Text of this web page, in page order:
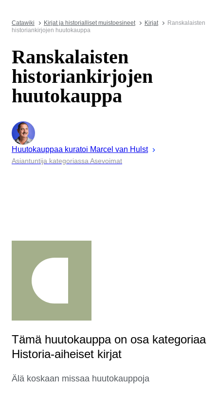
Catawiki Kirjat ja historialliset muistoesineet Kirjat
Ranskalaisten
historiankirjojen huutokauppa
Ranskalaisten
historiankirjojen
huutokauppa
Huutokauppaa kuratoi Marcel van Hulst
Asiantuntija kategoriassa Asevoimat
Tämä huutokauppa on osa kategoriaa
Historia-aiheiset kirjat
Älä koskaan missaa huutokauppoja